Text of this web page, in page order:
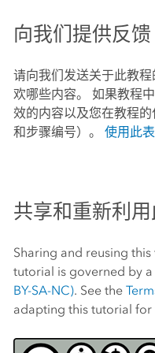
向我们提供反馈
请向我们发送关于此教
欢哪些内容。 如果教程
效的内容以及您在教程
和步骤编号）。 使用此
共享和重新利
Sharing and reusing
tutorial is governed by a
BY-SA-NC). See the
adapting this tutorial for